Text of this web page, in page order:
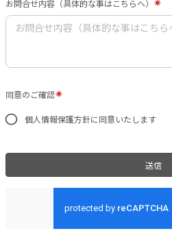
お問合せ内容（具体的な事はこちらへ）
同意のご確認
個人情報保護方針に同意いたします
送信